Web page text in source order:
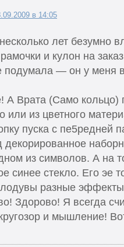
в 14:05
лет безумно
и кулон на
подумала — он у меня
Врата (Само кольцо)
или из цветного
пуска с пе5редней
из символов. А на
синее стекло. Его эе
разные
Здорово! Я всегда
и мышление!